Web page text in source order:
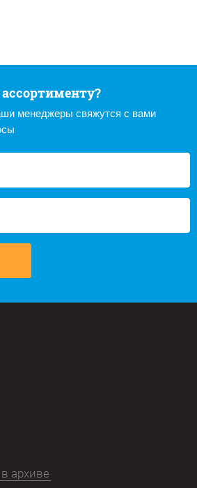
менеджеры свяжутся с вами